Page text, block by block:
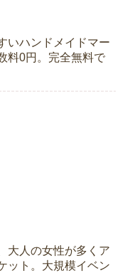
いハンドメイドマー
料0円。完全無料で
大人の女性が多くア
ット。大規模イベン